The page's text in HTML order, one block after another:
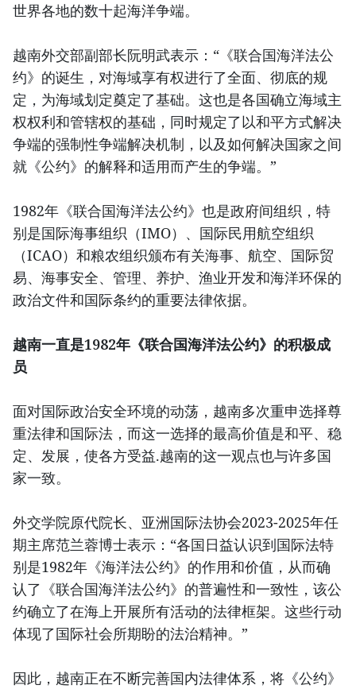
世界各地的数十起海洋争端。
越南外交部副部长阮明武表示：“《联合国海洋法公
约》的诞生，对海域享有权进行了全面、彻底的规
定，为海域划定奠定了基础。这也是各国确立海域主
权权利和管辖权的基础，同时规定了以和平方式解决
争端的强制性争端解决机制，以及如何解决国家之间
就《公约》的解释和适用而产生的争端。”
1982年《联合国海洋法公约》也是政府间组织，特
别是国际海事组织（IMO）、国际民用航空组织
（ICAO）和粮农组织颁布有关海事、航空、国际贸
易、海事安全、管理、养护、渔业开发和海洋环保的
政治文件和国际条约的重要法律依据。
越南一直是1982年《联合国海洋法公约》的积极成
员
面对国际政治安全环境的动荡，越南多次重申选择尊
重法律和国际法，而这一选择的最高价值是和平、稳
定、发展，使各方受益.越南的这一观点也与许多国
家一致。
外交学院原代院长、亚洲国际法协会2023-2025年任
期主席范兰蓉博士表示：“各国日益认识到国际法特
别是1982年《海洋法公约》的作用和价值，从而确
认了《联合国海洋法公约》的普遍性和一致性，该公
约确立了在海上开展所有活动的法律框架。这些行动
体现了国际社会所期盼的法治精神。”
因此，越南正在不断完善国内法律体系，将《公约》